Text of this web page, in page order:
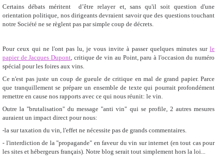
Certains débats méritent d’être relayer et, sans qu'il soit question d'une
orientation politique, nos dirigeants devraient savoir que des questions touchant
notre Société ne se règlent pas par simple coup de décrets.
Pour ceux qui ne l'ont pas lu, je vous invite à passer quelques minutes sur le
papier de Jacques Dupont , critique de vin au Point, paru à l'occasion du numéro
spécial pour les foires aux vins.
Ce n'est pas juste un coup de gueule de critique en mal de grand papier. Parce
que tranquillement se prépare un ensemble de texte qui pourrait profondément
remettre en cause nos rapports avec ce qui nous réunit: le vin.
Outre la "brutalisation" du message "anti vin" qui se profile, 2 autres mesures
auraient un impact direct pour nous:
-la sur taxation du vin, l'effet ne nécessite pas de grands commentaires.
- l'interdiction de la "propagande" en faveur du vin sur internet (en tout cas pour
les sites et hébergeurs français). Notre blog serait tout simplement hors la loi...